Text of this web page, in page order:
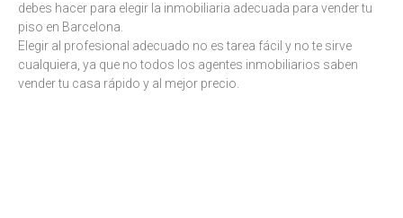
debes hacer para elegir la inmobiliaria adecuada para vender tu
piso en Barcelona.
Elegir al profesional adecuado no es tarea fácil y no te sirve
cualquiera, ya que no todos los agentes inmobiliarios saben
vender tu casa rápido y al mejor precio.